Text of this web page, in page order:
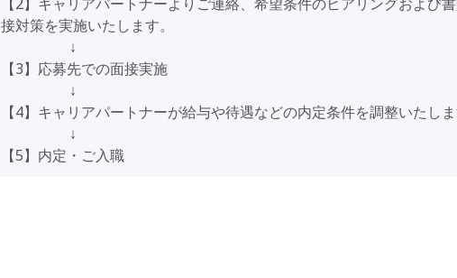
接対策を実施いたします。
↓
【3】応募先での面接実施
↓
【4】キャリアパートナーが給与や待遇などの内定条件を調整いたしま
↓
【5】内定・ご入職